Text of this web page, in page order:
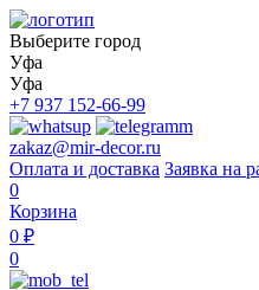
Выберите город
Уфа
Уфа
+7 937 152-66-99
zakaz@mir-decor.ru
Оплата и доставка Заявка на
0
Корзина
0 ₽
0